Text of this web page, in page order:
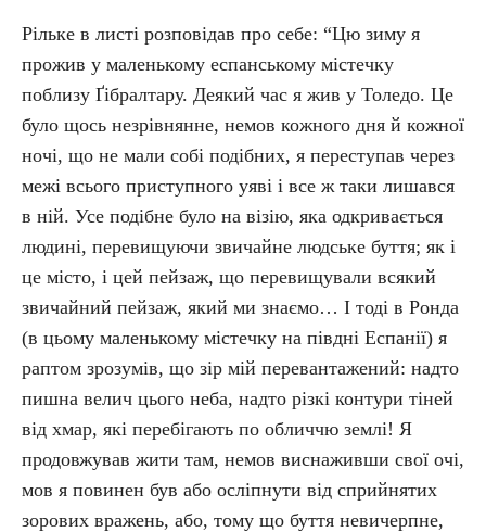
Рільке в листі розповідав про себе: “Цю зиму я
прожив у маленькому еспанському містечку
поблизу Ґібралтару. Деякий час я жив у Толедо. Це
було щось незрівнянне, немов кожного дня й кожної
ночі, що не мали собі подібних, я переступав через
межі всього приступного уяві і все ж таки лишався
в ній. Усе подібне було на візію, яка одкривається
людині, перевищуючи звичайне людське буття; як і
це місто, і цей пейзаж, що перевищували всякий
звичайний пейзаж, який ми знаємо… І тоді в Ронда
(в цьому маленькому містечку на півдні Еспанії) я
раптом зрозумів, що зір мій перевантажений: надто
пишна велич цього неба, надто різкі контури тіней
від хмар, які перебігають по обличчю землі! Я
продовжував жити там, немов виснаживши свої очі,
мов я повинен був або осліпнути від сприйнятих
зорових вражень, або, тому що буття невичерпне,